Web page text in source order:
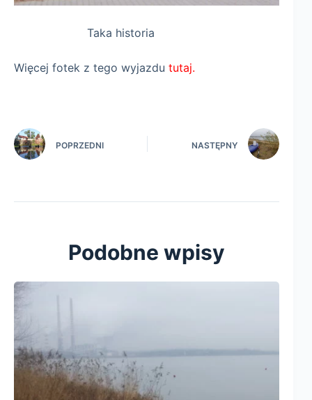
Taka historia
Więcej fotek z tego wyjazdu tutaj.
POPRZEDNI NASTĘPNY
Podobne wpisy